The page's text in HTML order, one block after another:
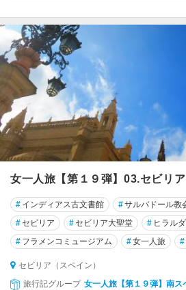
女一人旅【第１９弾】03.セビリ
# インディアス古文書館 #サルバドール教
#セビリア #セビリア大聖堂 # ヒラル
# フラメンコミュージアム #女一人旅 #
セビリア（スペイン）
旅行記グループ 女一人旅【第１９弾】南ス